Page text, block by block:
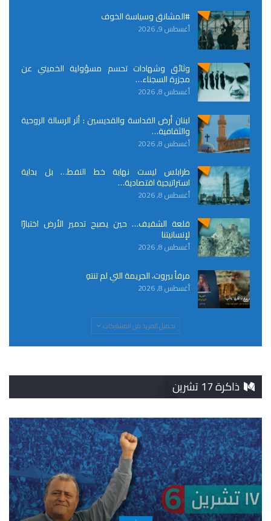
#المشانق وسياسة الخوف
أغسطس 9, 2026
وثائق وشهادات تحسم مسؤولية الخميني عن
مجزرة السجناء…
أغسطس 8, 2026
لبنان أرض القداسة والقديسين : أثر الرسالة الروحية
والثقافية…
أغسطس 8, 2026
طرابلس ليست نهاية خط النفط… بل بداية
استراتيجية اقتصادية…
أغسطس 8, 2026
قلعة الشقيف… حين يصبح تدمير الأرض اختبارًا
لإنسانيتنا
أغسطس 8, 2026
مرفأ بيروت، الجريمة التي لم تنتهِ
أغسطس 8, 2026
تحميل المزيد من المشاركات
ذاكرة 17 تشرين